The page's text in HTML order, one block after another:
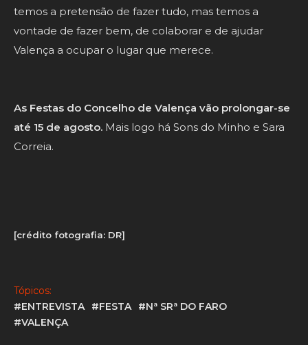
temos a pretensão de fazer tudo, mas temos a
vontade de fazer bem, de colaborar e de ajudar
Valença a ocupar o lugar que merece.
As Festas do Concelho de Valença vão prolongar-se
até 15 de agosto. Mais logo há Sons do Minho e Sara
Correia.
[crédito fotografia: DR]
Tópicos:
#ENTREVISTA
#FESTA
#Nª SRª DO FARO
#VALENÇA